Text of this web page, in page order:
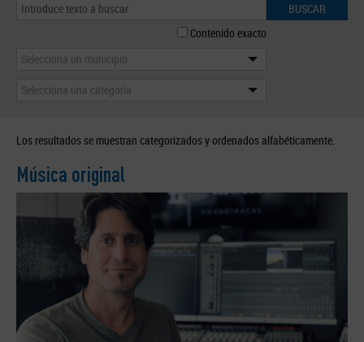
BUSCAR
Contenido exacto
Selecciona un municipio
Selecciona una categoría
Los resultados se muestran categorizados y ordenados alfabéticamente.
Música original